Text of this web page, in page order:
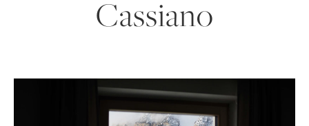
Cassiano